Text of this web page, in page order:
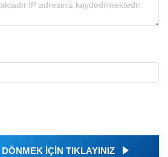
İÇİN TIKLAYINIZ